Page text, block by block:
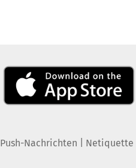
Push-Nachrichten Netiquette